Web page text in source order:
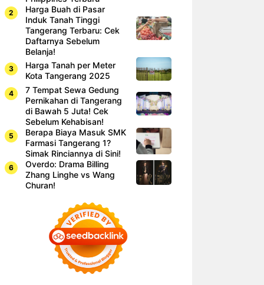
Harga Buah di Pasar
Induk Tanah Tinggi
Tangerang Terbaru: Cek
Daftarnya Sebelum
Belanja!
Harga Tanah per Meter
Kota Tangerang 2025
7 Tempat Sewa Gedung
Pernikahan di Tangerang
di Bawah 5 Juta! Cek
Sebelum Kehabisan!
Berapa Biaya Masuk SMK
Farmasi Tangerang 1?
Simak Rinciannya di Sini!
Overdo: Drama Billing
Zhang Linghe vs Wang
Churan!